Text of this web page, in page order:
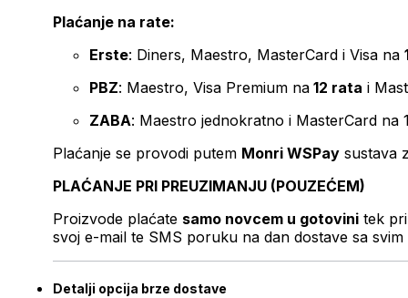
Plaćanje na rate:
Erste: Diners, Maestro, MasterCard i Visa na
PBZ: Maestro, Visa Premium na 12 rata i
ZABA: Maestro jednokratno i MasterCard na
Plaćanje se provodi putem Monri WSPay sustava
PLAĆANJE PRI PREUZIMANJU (POUZEĆEM)
Proizvode plaćate samo novcem u gotovini tek
svoj e-mail te SMS poruku na dan dostave sa svim
Detalji opcija brze dostave